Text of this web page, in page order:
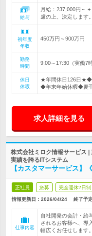
給与
月給：237,000円～
慮の上、決定しま
初年度
年収
450万円～900万円
勤務
時間
9:00～17:30（実働7
休日
休暇
★年間休日126日★◆
◆年末年始休暇◆慶
求人詳細を見る
株式会社ミロク情報サービス
実績を誇るITシステム
【カスタマーサービス】
正社員 急募 完全週休2日制
情報更新日：2026/04/24 終了予
仕事内容
自社開発の会計・給
されるお客様へ、導
幅広くお任せします。